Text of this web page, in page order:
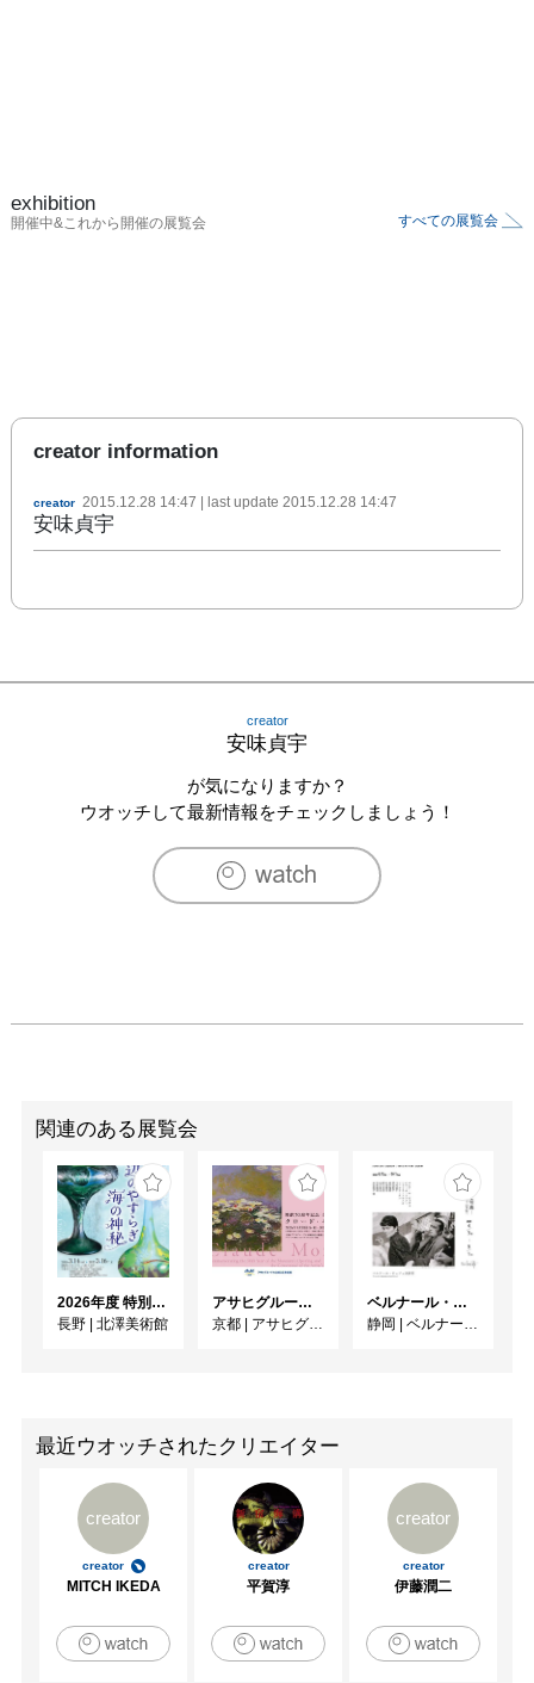
exhibition
開催中&これから開催の展覧会 すべての展覧会
creator information
creator 2015.12.28 14:47 | last update 2015.12.28 14:47
安味貞宇
creator
安味貞宇
が気になりますか？
ウオッチして最新情報をチェックしましょう！
関連のある展覧会
2026年度 特別展「ガレとドーム、アール･ヌーヴォーのガラス 水辺のやすらぎ、海の神秘」
長野 | 北澤美術館
アサヒグループ大山崎山荘美術館 開館30周年記念展「没後100年 クロード・モネ」
京都 | アサヒグループ大山崎山荘美術館
ベルナール・ビュフェと写真 ーカメラがとらえたビュフェとその時代、そして21 世紀へ
静岡 | ベルナール・ビュフェ美術館
最近ウオッチされたクリエイター
creator
creator
MITCH IKEDA
creator
平賀淳
creator
creator
伊藤潤二